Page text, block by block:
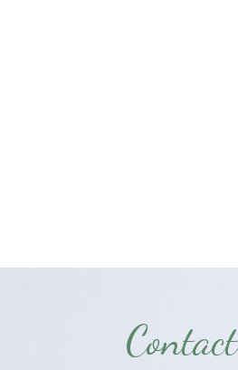
Contact